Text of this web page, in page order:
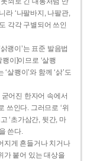
라 ‘나팔바지, 나팔관,
각각 구별되어 쓰인
괭이’는 표준 발음법
이]이므로 ‘살쾡
살쾡이’와 함께 ‘삵’도
굳어진 한자어 속에서
쓰인다. 그러므로 ‘위
‘초가삼간, 뒷간, 마
쓴다.
지게 흔들거나 치거나
가 붙어 있는 대상을